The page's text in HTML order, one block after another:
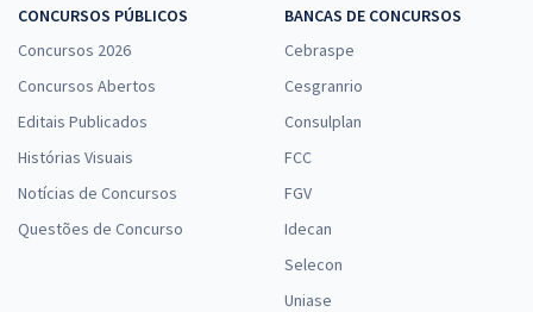
CONCURSOS PÚBLICOS
Concursos 2026
Concursos Abertos
Editais Publicados
Histórias Visuais
Notícias de Concursos
Questões de Concurso
BANCAS DE CONCURSOS
Cebraspe
Cesgranrio
Consulplan
FCC
FGV
Idecan
Selecon
Uniase